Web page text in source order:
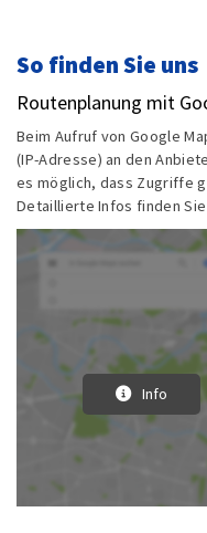
So finden Sie uns
Routenplanung mit
Beim Aufruf von Google
(IP-Adresse) an den
es möglich, dass Zugriffe
Detaillierte Infos finden
Info